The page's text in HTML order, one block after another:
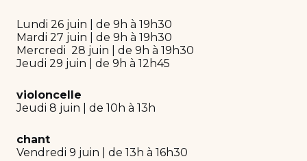
Lundi 26 juin | de 9h à 19h30
Mardi 27 juin | de 9h à 19h30
Mercredi 28 juin | de 9h à 19h30
Jeudi 29 juin | de 9h à 12h45
violoncelle
Jeudi 8 juin | de 10h à 13h
chant
Vendredi 9 juin | de 13h à 16h30